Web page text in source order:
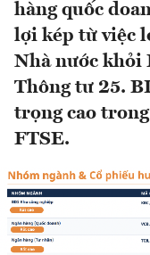
hàng quốc
lợi kép từ việc
Nhà nước khỏi
Thông tư 25.
trọng cao
FTSE.